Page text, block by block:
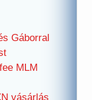
Gáborral
MLM
vásárlás